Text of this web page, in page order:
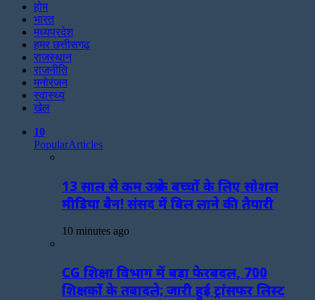
होम
भारत
मध्यप्रदेश
हमर छत्तीसगढ़
राजस्थान
राजनीति
मनोरंजन
स्वास्थ्य
खेल
10
PopularArticles
13 साल से कम उम्र के बच्चों के लिए सोशल
मीडिया बैन! संसद में बिल लाने की तैयारी
10 minutes ago
CG शिक्षा विभाग में बड़ा फेरबदल, 700
शिक्षकों के तबादले; जारी हुई ट्रांसफर लिस्ट